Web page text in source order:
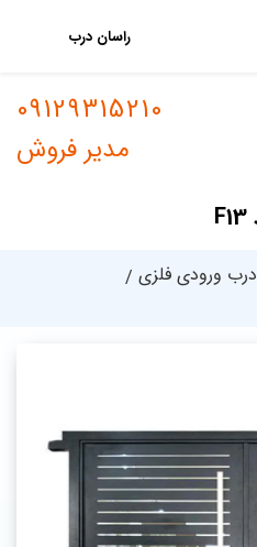
راسان درب
09129315210
مدیر فروش
درب ورودی فلزی